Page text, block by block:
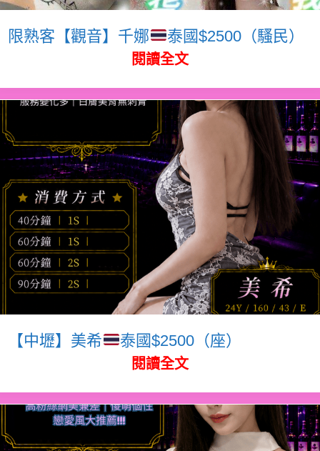
限熟客【觀音】千娜 泰國$2500（騷民）
閱讀全文
【中壢】美希 泰國$2500（座）
閱讀全文